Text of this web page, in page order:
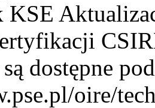
dostępne
oire/